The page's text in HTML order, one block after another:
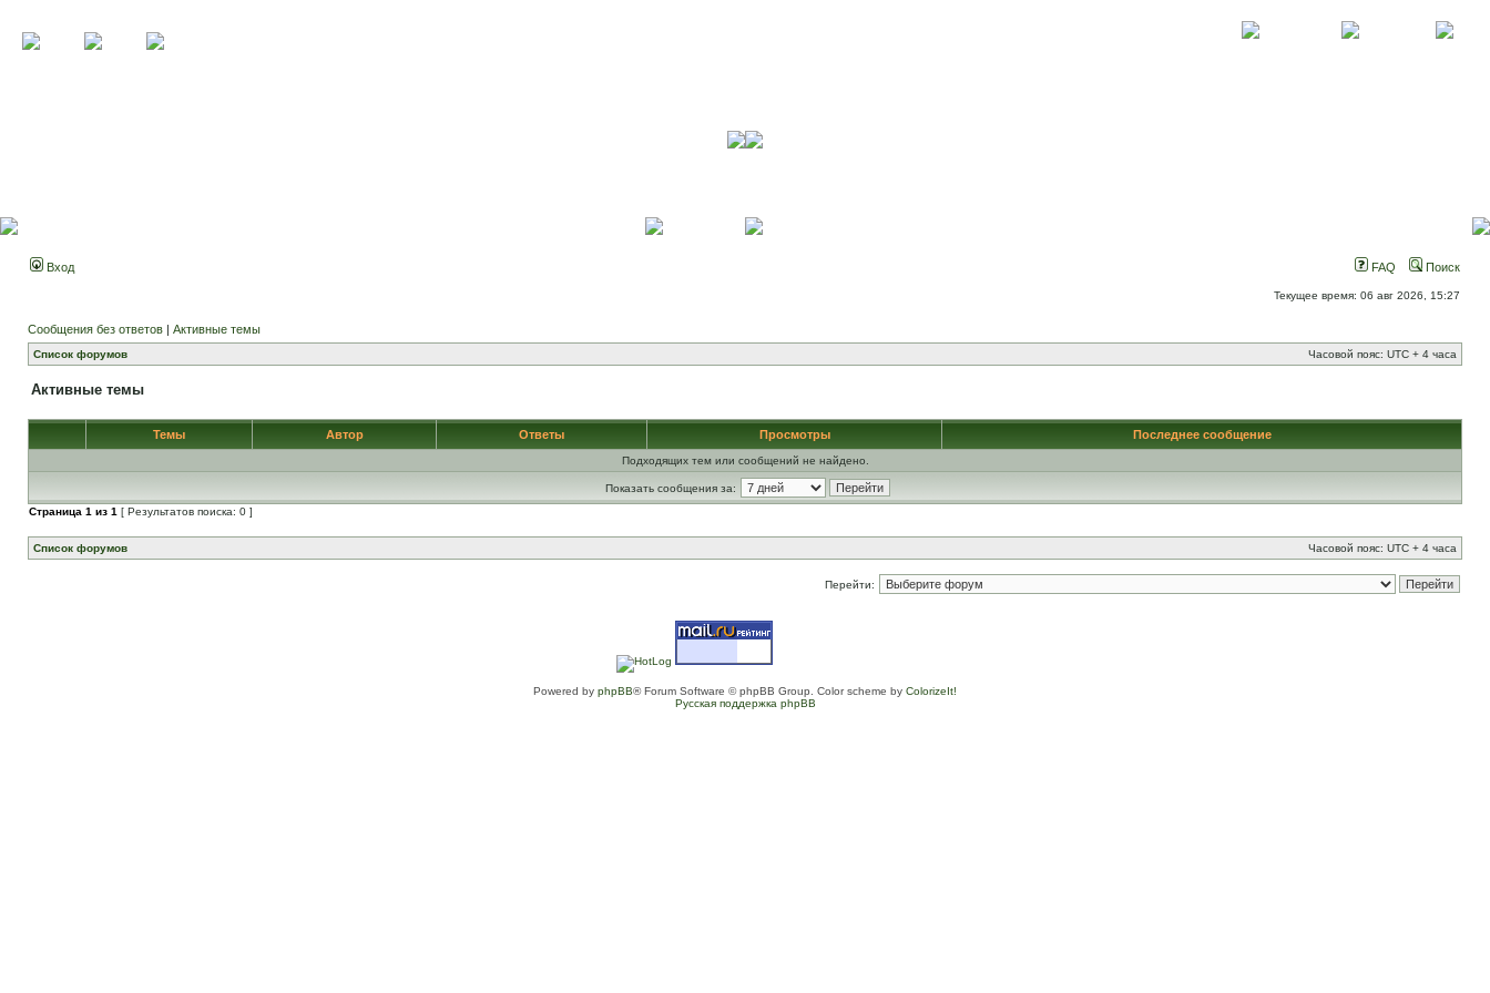
Вход FAQ Поиск
Текущее время: 06 авг 2026, 15:27
Сообщения без ответов | Активные темы
Список форумов Часовой пояс: UTC + 4 часа
Активные темы
Темы Автор Ответы Просмотры Последнее сообщение
Подходящих тем или сообщений не найдено.
Показать сообщения за:
Страница 1 из 1 [ Результатов поиска: 0 ]
Список форумов Часовой пояс: UTC + 4 часа
Перейти:
Powered by phpBB® Forum Software © phpBB Group. Color scheme by ColorizeIt!
Русская поддержка phpBB